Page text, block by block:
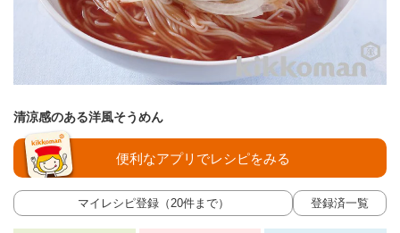
清涼感のある洋風そうめん
マイレシピ登録（20件まで） 登録済一覧
便利なアプリでレシピをみる